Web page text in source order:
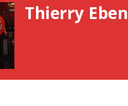
Thierry